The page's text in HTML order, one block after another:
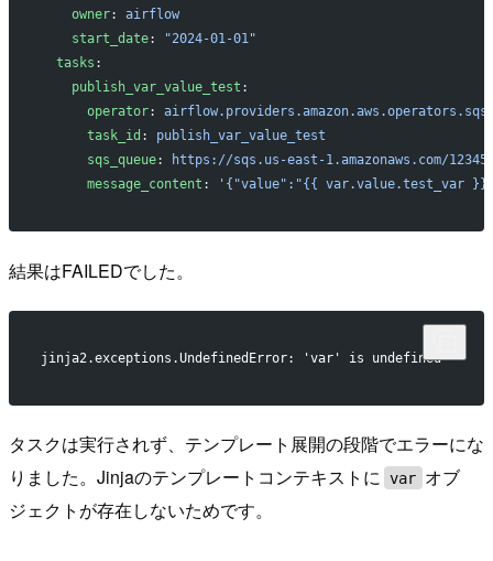
    owner
: airflow
    start_date
:
"2024-01-01"
  tasks
:
    publish_var_value_test
:
      operator
:
      task_id
: publish_var_value_test
      sqs_queue
:
https://sqs.us-east-1.amazonaws.com/
      message_content
: '{"value":"{{ var.value.test_var
結果はFAILEDでした。
jinja2.exceptions.UndefinedError: 'var' is undefined
タスクは実行されず、テンプレート展開の段階でエラーにな
りました。Jinjaのテンプレートコンテキストに var オブ
ジェクトが存在しないためです。